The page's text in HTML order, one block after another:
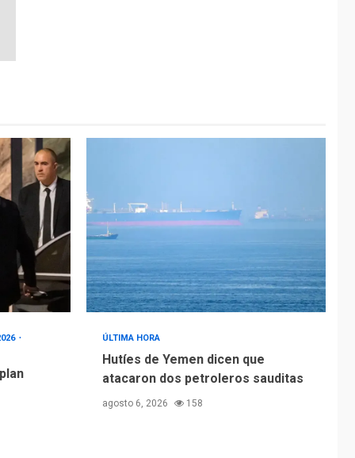
ÚLTIMA HORA
Hutíes de Yemen dicen que
atacaron dos petroleros sauditas
agosto 6, 2026 158